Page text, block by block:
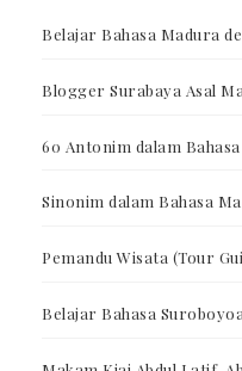
Belajar Bahasa Madura
Blogger Surabaya Asal
60 Antonim dalam
Sinonim dalam Bahasa
Pemandu Wisata (Tour
Belajar Bahasa